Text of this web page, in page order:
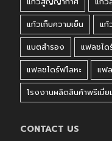
แก้วเก็บความเย็น
แก้
แบตสำรอง
แฟลชไ
แฟลชไดร์ฟโลหะ
แฟ
โรงงานผลิตสินค้าพรีเมี่ย
CONTACT US